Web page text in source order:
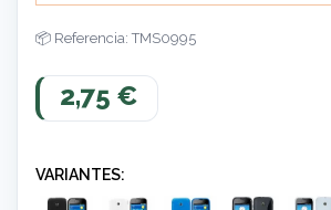
Referencia: TMS0995
2,75 €
VARIANTES: